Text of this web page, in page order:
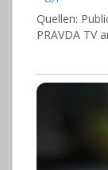
Quellen:
PRAVDA TV